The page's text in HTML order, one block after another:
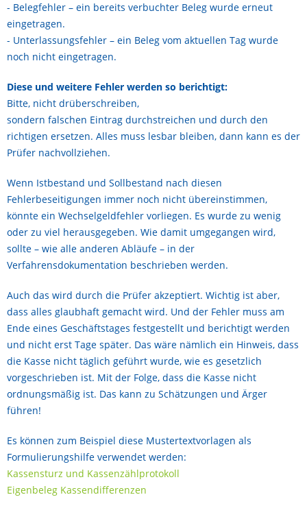
- Belegfehler – ein bereits verbuchter Beleg wurde erneut
eingetragen.
- Unterlassungsfehler – ein Beleg vom aktuellen Tag wurde
noch nicht eingetragen.
Diese und weitere Fehler werden so berichtigt:
Bitte, nicht drüberschreiben,
sondern falschen Eintrag durchstreichen und durch den
richtigen ersetzen. Alles muss lesbar bleiben, dann kann es der
Prüfer nachvollziehen.
Wenn Istbestand und Sollbestand nach diesen
Fehlerbeseitigungen immer noch nicht übereinstimmen,
könnte ein Wechselgeldfehler vorliegen. Es wurde zu wenig
oder zu viel herausgegeben. Wie damit umgegangen wird,
sollte – wie alle anderen Abläufe – in der
Verfahrensdokumentation beschrieben werden.
Auch das wird durch die Prüfer akzeptiert. Wichtig ist aber,
dass alles glaubhaft gemacht wird. Und der Fehler muss am
Ende eines Geschäftstages festgestellt und berichtigt werden
und nicht erst Tage später. Das wäre nämlich ein Hinweis, dass
die Kasse nicht täglich geführt wurde, wie es gesetzlich
vorgeschrieben ist. Mit der Folge, dass die Kasse nicht
ordnungsmäßig ist. Das kann zu Schätzungen und Ärger
führen!
Es können zum Beispiel diese Mustertextvorlagen als
Formulierungshilfe verwendet werden:
Kassensturz und Kassenzählprotokoll
Eigenbeleg Kassendifferenzen